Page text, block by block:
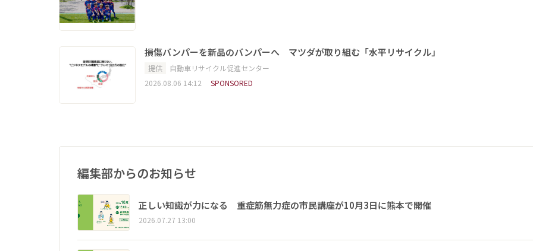
損傷バンパーを新品のバンパーへ マツダが取り組む「水平リサイクル」
提供
自動車リサイクル促進センター
2026.08.06 14:12
SPONSORED
編集部からのお知らせ
正しい知識が力になる 重症筋無力症の市民講座が10月3日に熊本で開催
2026.07.27 13:00